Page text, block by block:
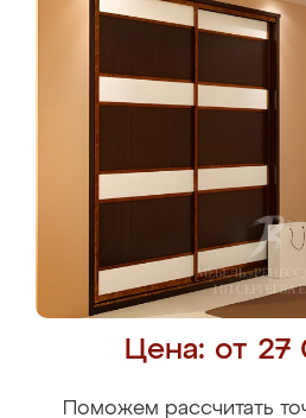
Цена: от 27
Поможем рассчитать